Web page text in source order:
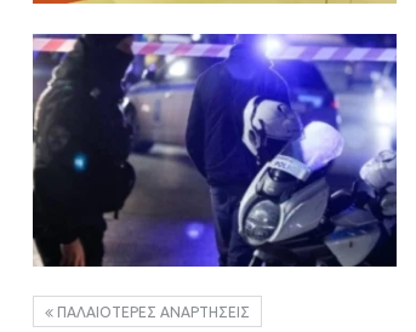
ΠΑΛΑΙΌΤΕΡΕΣ ΑΝΑΡΤΉΣΕΙΣ